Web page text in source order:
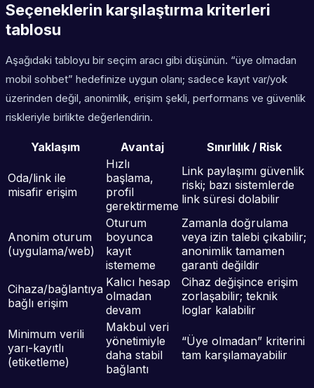
Seçeneklerin karşılaştırma kriterleri
tablosu
Aşağıdaki tabloyu bir seçim aracı gibi düşünün. “üye olmadan
mobil sohbet” hedefinize uygun olanı; sadece kayıt var/yok
üzerinden değil, anonimlik, erişim şekli, performans ve güvenlik
riskleriyle birlikte değerlendirin.
Yaklaşım Avantaj Sınırlılık / Risk
Oda/link ile
misafir erişim
Hızlı
başlama,
profil
gerektirmeme
Link paylaşımı güvenlik
riski; bazı sistemlerde
link süresi dolabilir
Anonim oturum
(uygulama/web)
Oturum
boyunca
kayıt
istememe
Zamanla doğrulama
veya izin talebi çıkabilir;
anonimlik tamamen
garanti değildir
Cihaza/bağlantıya
bağlı erişim
Kalıcı hesap
olmadan
devam
Cihaz değişince erişim
zorlaşabilir; teknik
loglar kalabilir
Minimum verili
yarı-kayıtlı
(etiketleme)
Makbul veri
yönetimiyle
daha stabil
bağlantı
“Üye olmadan” kriterini
tam karşılamayabilir